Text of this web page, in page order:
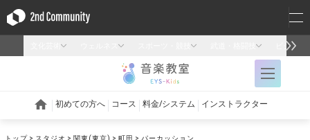
トップ スタジオ 関東(東京) 町田 パーカッション